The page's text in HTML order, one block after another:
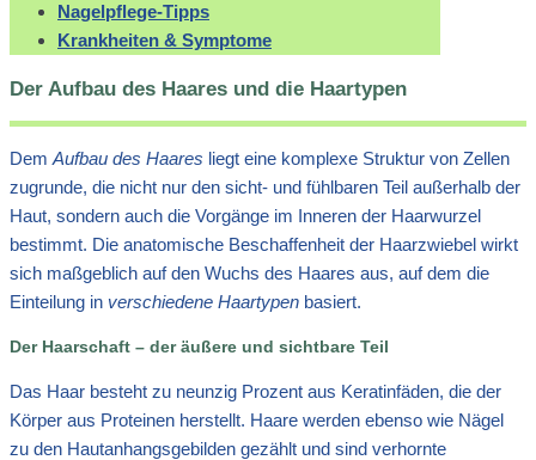
Nagelpflege-Tipps
Krankheiten & Symptome
Der Aufbau des Haares und die Haartypen
Dem Aufbau des Haares liegt eine komplexe Struktur von Zellen
zugrunde, die nicht nur den sicht- und fühlbaren Teil außerhalb der
Haut, sondern auch die Vorgänge im Inneren der Haarwurzel
bestimmt. Die anatomische Beschaffenheit der Haarzwiebel wirkt
sich maßgeblich auf den Wuchs des Haares aus, auf dem die
Einteilung in verschiedene Haartypen basiert.
Der Haarschaft – der äußere und sichtbare Teil
Das Haar besteht zu neunzig Prozent aus Keratinfäden, die der
Körper aus Proteinen herstellt. Haare werden ebenso wie Nägel
zu den Hautanhangsgebilden gezählt und sind verhornte